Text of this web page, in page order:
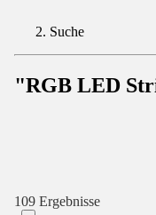
Suche
"RGB LED
109 Ergebnisse